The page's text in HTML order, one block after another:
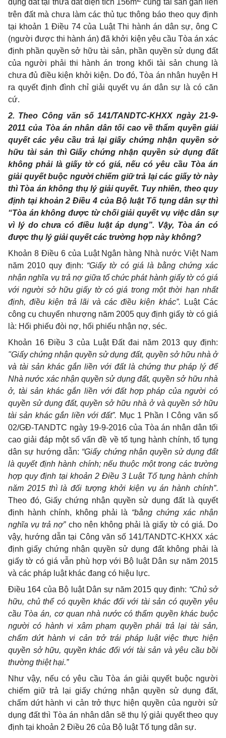
dụng đất tại thửa đất diện tích 156m
cùng tài sản gắn liền
trên đất mà chưa làm các thủ tục thông báo theo quy định
tại khoản 1 Điều 74 của Luật Thi hành án dân sự, ông C
(người được thi hành án) đã khởi kiện yêu cầu Tòa án xác
định phần quyền sở hữu tài sản, phần quyền sử dụng đất
của người phải thi hành án trong khối tài sản chung là
chưa đủ điều kiện khởi kiện. Do đó, Tòa án nhân huyện H
ra quyết định đình chỉ giải quyết vụ án dân sự là có căn
cứ.
2. Theo Công văn số 141/TANDTC-KHXX ngày 21-9-
2011 của Tòa án nhân dân tối cao về thẩm quyền giải
quyết các yêu cầu trả lại giấy chứng nhận quyền sở
hữu tài sản thì Giấy chứng nhận quyền sử dụng đất
không phải là giấy tờ có giá, nếu có yêu cầu Tòa án
giải quyết buộc người chiếm giữ trả lại các giấy tờ này
thì Tòa án không thụ lý giải quyết. Tuy nhiên, theo quy
định tại khoản 2 Điều 4 của Bộ luật Tố tụng dân sự thì
“Tòa án không được từ chối giải quyết vụ việc dân sự
vì lý do chưa có điều luật áp dụng”. Vậy, Tòa án có
được thụ lý giải quyết các trường hợp này không?
Khoản 8 Điều 6 của Luật Ngân hàng Nhà nước Việt Nam
năm 2010 quy định: “Giấy tờ có giá là bằng chứng xác
nhận nghĩa vụ trả nợ giữa tổ chức phát hành giấy tờ có giá
với người sở hữu giấy tờ có giá trong một thời hạn nhất
định, điều kiện trả lãi và các điều kiện khác”. Luật Các
công cụ chuyển nhượng năm 2005 quy định giấy tờ có giá
là: Hối phiếu đòi nợ, hối phiếu nhận nợ, séc.
Khoản 16 Điều 3 của Luật Đất đai năm 2013 quy định:
"Giấy chứng nhận quyền sử dụng đất, quyền sở hữu nhà ở
và tài sản khác gắn liền với đất là chứng thư pháp lý để
Nhà nước xác nhận quyền sử dụng đất, quyền sở hữu nhà
ở, tài sản khác gắn liền với đất hợp pháp của người có
quyền sử dụng đất, quyền sở hữu nhà ở và quyền sở hữu
tài sản khác gắn liền với đất”. Mục 1 Phần I Công văn số
02/GĐ-TANDTC ngày 19-9-2016 của Tòa án nhân dân tối
cao giải đáp một số vấn đề về tố tụng hành chính, tố tụng
dân sự hướng dẫn: “Giấy chứng nhận quyền sử dụng đất
là quyết định hành chính; nếu thuộc một trong các trường
hợp quy định tại khoản 2 Điều 3 Luật Tố tụng hành chính
năm 2015 thì là đối tượng khởi kiện vụ án hành chính”.
Theo đó, Giấy chứng nhận quyền sử dụng đất là quyết
định hành chính, không phải là “bằng chứng xác nhận
nghĩa vụ trả nợ”cho nên không phải là giấy tờ có giá. Do
vậy, hướng dẫn tại Công văn số 141/TANDTC-KHXX xác
định giấy chứng nhận quyền sử dụng đất không phải là
giấy tờ có giá vẫn phù hợp với Bộ luật Dân sự năm 2015
và các pháp luật khác đang có hiệu lực.
Điều 164 của Bộ luật Dân sự năm 2015 quy định: “Chủ sở
hữu, chủ thể có quyền khác đối với tài sản có quyền yêu
cầu Tòa án, cơ quan nhà nước có thẩm quyền khác buộc
người có hành vi xâm phạm quyền phải trả lại tài sản,
chấm dứt hành vi cản trở trái pháp luật việc thực hiện
quyền sở hữu, quyền khác đối với tài sản và yêu cầu bồi
thường thiệt hại.”
Như vậy, nếu có yêu cầu Tòa án giải quyết buộc người
chiếm giữ trả lại giấy chứng nhận quyền sử dụng đất,
chấm dứt hành vi cản trở thực hiện quyền của người sử
dụng đất thì Tòa án nhân dân sẽ thụ lý giải quyết theo quy
định tại khoản 2 Điều 26 của Bộ luật Tố tụng dân sự.